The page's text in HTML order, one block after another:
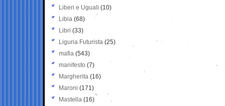
Liberi e Uguali (10)
Libia (68)
Libri (33)
Liguria Futurista (25)
mafia (543)
manifesto (7)
Margherita (16)
Maroni (171)
Mastella (16)